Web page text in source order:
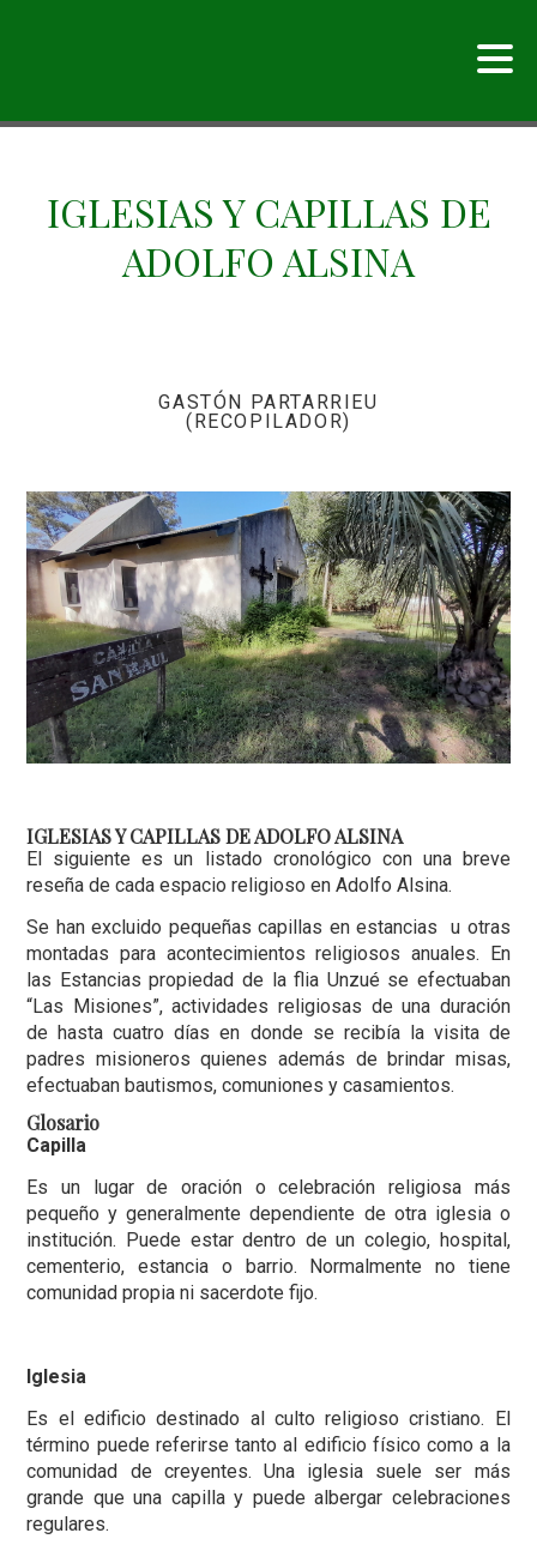
IGLESIAS Y CAPILLAS DE
ADOLFO ALSINA
GASTÓN PARTARRIEU
(RECOPILADOR)
IGLESIAS Y CAPILLAS DE ADOLFO ALSINA
El siguiente es un listado cronológico con una breve
reseña de cada espacio religioso en Adolfo Alsina.
Se han excluido pequeñas capillas en estancias u otras
montadas para acontecimientos religiosos anuales. En
las Estancias propiedad de la flia Unzué se efectuaban
“Las Misiones”, actividades religiosas de una duración
de hasta cuatro días en donde se recibía la visita de
padres misioneros quienes además de brindar misas,
efectuaban bautismos, comuniones y casamientos.
Glosario
Capilla
Es un lugar de oración o celebración religiosa más
pequeño y generalmente dependiente de otra iglesia o
institución. Puede estar dentro de un colegio, hospital,
cementerio, estancia o barrio. Normalmente no tiene
comunidad propia ni sacerdote fijo.
Iglesia
Es el edificio destinado al culto religioso cristiano. El
término puede referirse tanto al edificio físico como a la
comunidad de creyentes. Una iglesia suele ser más
grande que una capilla y puede albergar celebraciones
regulares.